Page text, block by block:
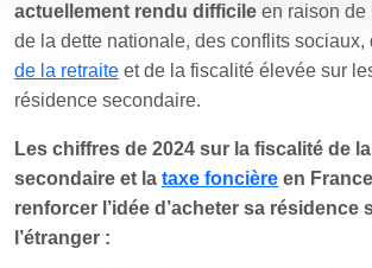
actuellement rendu difficile en raison de
de la dette nationale, des conflits sociaux,
de la retraite et de la fiscalité élevée sur
résidence secondaire.
Les chiffres de 2024 sur la fiscalité de
secondaire et la taxe foncière en
renforcer l’idée d’acheter sa résidence
l’étranger :